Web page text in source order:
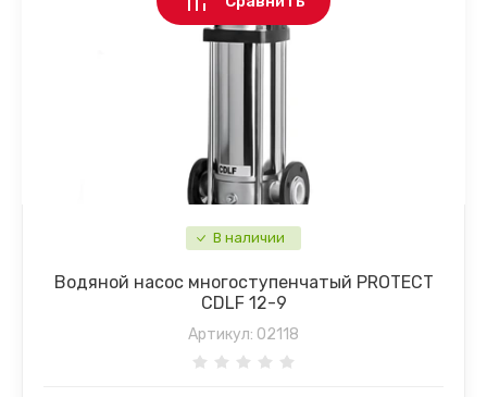
В наличии
Водяной насос многоступенчатый PROTECT
CDLF 12-9
Артикул: 02118